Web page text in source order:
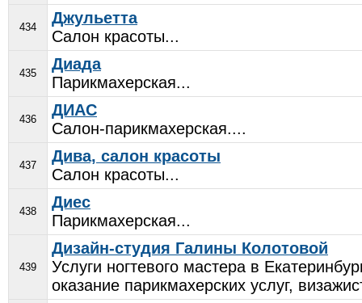
434
Джульетта
Салон красоты...
435
Диада
Парикмахерская...
436
ДИАС
Салон-парикмахерская....
437
Дива, салон красоты
Салон красоты...
438
Диес
Парикмахерская...
439
Дизайн-студия Галины Колотовой
Услуги ногтевого мастера в
оказание парикмахерских услуг,